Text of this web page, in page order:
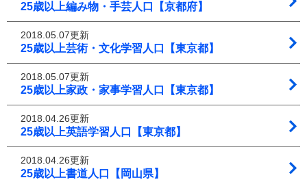
25歳以上編み物・手芸人口【京都府】
2018.05.07更新
25歳以上芸術・文化学習人口【東京都】
2018.05.07更新
25歳以上家政・家事学習人口【東京都】
2018.04.26更新
25歳以上英語学習人口【東京都】
2018.04.26更新
25歳以上書道人口【岡山県】